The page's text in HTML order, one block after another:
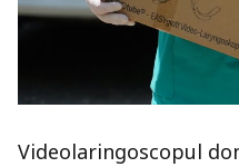
Videolaringoscopul